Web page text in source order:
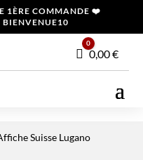
1ÈRE COMMANDE ❤️
BIENVENUE10
Panier
0
0,00€
Suisse Lugano